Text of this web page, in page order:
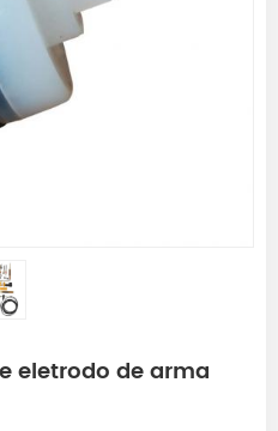
eletrodo de arma